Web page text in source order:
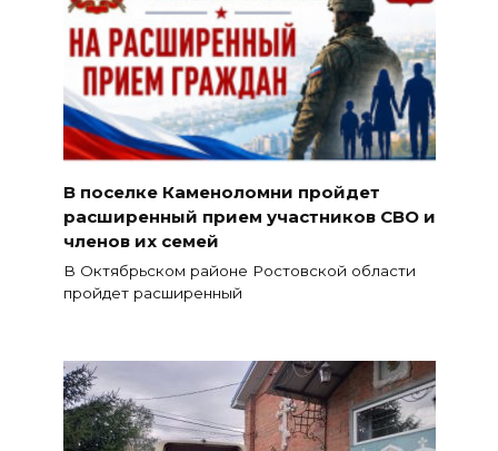
В поселке Каменоломни пройдет
расширенный прием участников СВО и
членов их семей
В Октябрьском районе Ростовской области
пройдет расширенный